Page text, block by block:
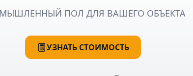
ПОЛ ДЛЯ ВАШЕГО ОБЪЕКТА
УЗНАТЬ СТОИМОСТЬ